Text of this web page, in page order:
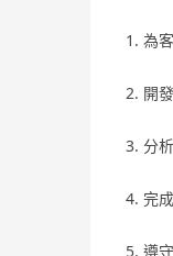
1. 為
2. 開
3. 分
4. 完
5. 遵